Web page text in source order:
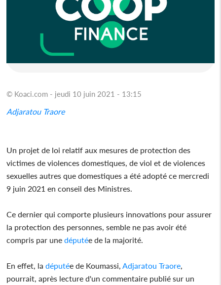
© Koaci.com - jeudi 10 juin 2021 - 13:15
Adjaratou Traore
Un projet de loi relatif aux mesures de protection des
victimes de violences domestiques, de viol et de violences
sexuelles autres que domestiques a été adopté ce mercredi
9 juin 2021 en conseil des Ministres.
Ce dernier qui comporte plusieurs innovations pour assurer
la protection des personnes, semble ne pas avoir été
compris par unedéputée de la majorité.
En effet, ladéputée de Koumassi, Adjaratou Traore
pourrait, après lecture d'un commentaire publié sur un